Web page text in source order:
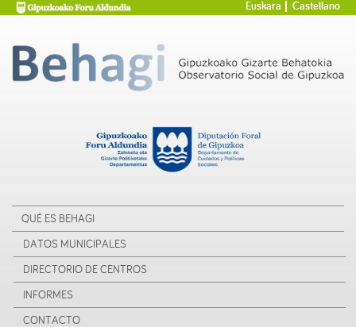
Euskara Castellano
QUÉ ES BEHAGI
DATOS MUNICIPALES
DIRECTORIO DE CENTROS
INFORMES
CONTACTO